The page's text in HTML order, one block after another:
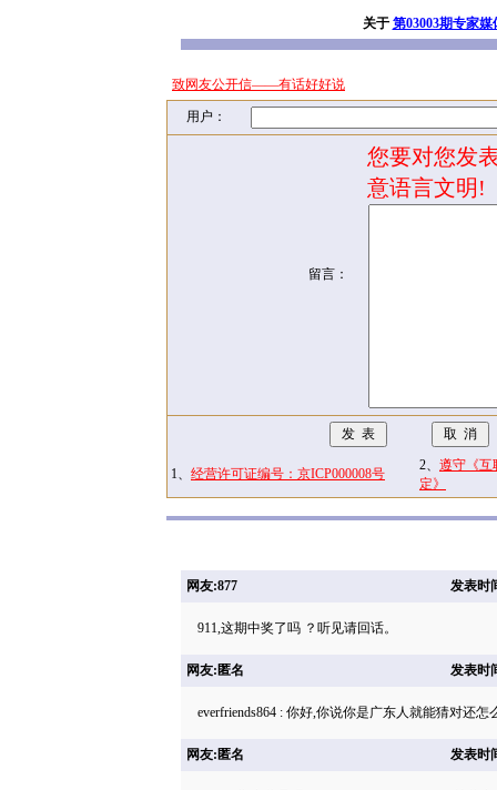
关于 第03003期专家
致网友公开信——有话好好说
用户：
留言：
您要对您发
意语言文明!
1、 经营许可证编号：京ICP000008号
2、 遵守《互
定》
网友:877 发表时
911,这期中奖了吗 ？听见请回话。
网友:匿名 发表时
everfriends864 : 你好,你说你是广东人就能猜对还
网友:匿名 发表时